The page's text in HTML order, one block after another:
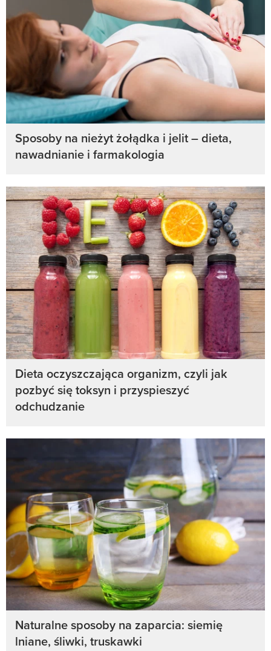
Sposoby na nieżyt żołądka i jelit – dieta,
nawadnianie i farmakologia
Dieta oczyszczająca organizm, czyli jak
pozbyć się toksyn i przyspieszyć
odchudzanie
Naturalne sposoby na zaparcia: siemię
lniane, śliwki, truskawki